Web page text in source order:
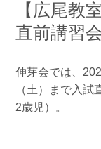
【広尾教
直前講習
伸芽会では、
（土）まで入試
2歳児）。